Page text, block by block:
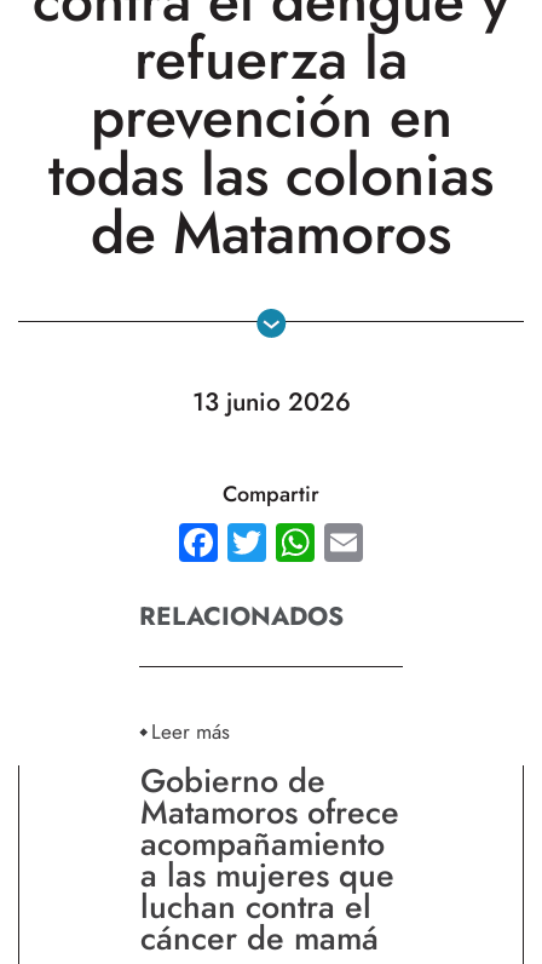
refuerza la
prevención en
todas las colonias
de Matamoros
13 junio 2026
Compartir
Facebook
TwitterWhatsApp
RELACIONADOS
Leer más
Gobierno de
Matamoros ofrece
acompañamiento
a las mujeres que
luchan contra el
cáncer de mamá